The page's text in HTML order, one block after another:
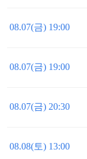
08.07(금) 19:00
08.07(금) 19:00
08.07(금) 20:30
08.08(토) 13:00